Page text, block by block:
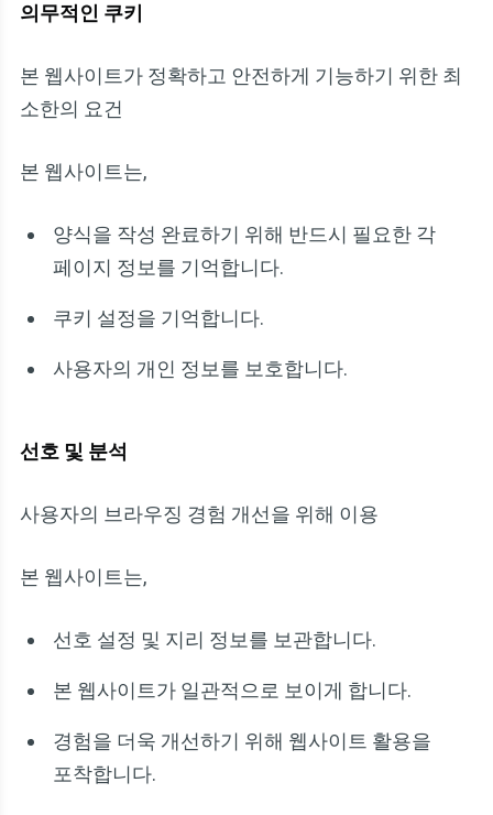
의무적인 쿠키
본 웹사이트가 정확하고 안전하게 기능하기 위한 최
소한의 요건
본 웹사이트는,
양식을 작성 완료하기 위해 반드시 필요한 각
페이지 정보를 기억합니다.
쿠키 설정을 기억합니다.
사용자의 개인 정보를 보호합니다.
선호 및 분석
사용자의 브라우징 경험 개선을 위해 이용
본 웹사이트는,
선호 설정 및 지리 정보를 보관합니다.
본 웹사이트가 일관적으로 보이게 합니다.
경험을 더욱 개선하기 위해 웹사이트 활용을
포착합니다.